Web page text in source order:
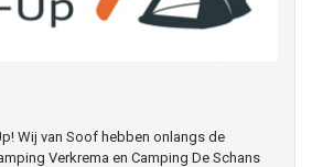
Wij van Soof hebben onlangs de
Verkrema en Camping De Schans